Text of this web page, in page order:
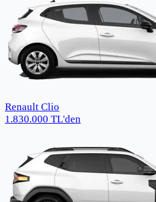
Renault Clio
1.830.000 TL'den